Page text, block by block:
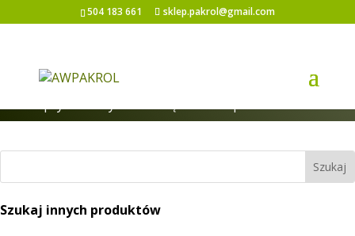
504 183 661 sklep.pakrol@gmail.com
Strona główna
opryskiwaczy/ Lanca ręczna kompletna
Szukaj innych produktów